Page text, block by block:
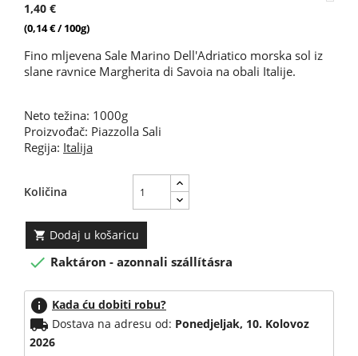
1,40 €
(0,14 € / 100g)
Fino mljevena Sale Marino Dell'Adriatico morska sol iz
slane ravnice Margherita di Savoia na obali Italije.
Neto težina: 1000g
Proizvođač: Piazzolla Sali
Regija: Italija
Količina
 Dodaj u košaricu
 Raktáron - azonnali szállításra
info Kada ću dobiti robu?
local_shipping Dostava na adresu od: Ponedjeljak, 10. Kolovoz
2026